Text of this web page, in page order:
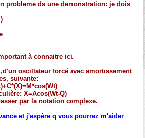
probleme ds une demonstration: je dois
à connaitre ici.
oscillateur forcé avec amortissement
suivante:
X=Acos(Wt-Q)
par la notation complexe.
et j'espère q vous pourrez m'aider